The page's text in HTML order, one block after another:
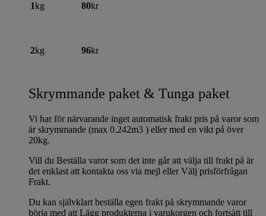
1kg 80kr
2kg 96kr
Skrymmande paket & Tunga paket
Vi har för närvarande inget automatisk frakt pris på varor som
är skrymmande (max 0.242m3 ) eller med en vikt på över
20kg.
Vill du Beställa varor som det inte går att välja till frakt på är
det enklast att kontakta oss via mejl eller Välj prisförfrågan
Frakt.
Du kan självklart beställa egen frakt på skrymmande varor
börja med att Lägg produkterna i varukorgen och fortsätt till